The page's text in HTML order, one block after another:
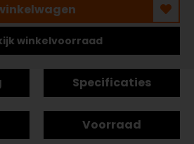
winkelvoorraad
Specificaties
Voorraad